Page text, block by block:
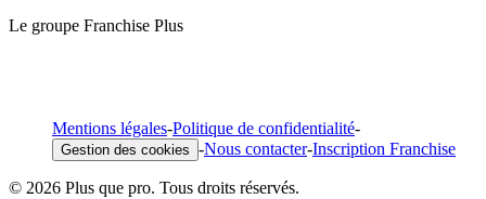
Le groupe Franchise Plus
Mentions légales-Politique de confidentialité-
Gestion des cookies -Nous contacter-Inscription Franchise
© 2026 Plus que pro. Tous droits réservés.